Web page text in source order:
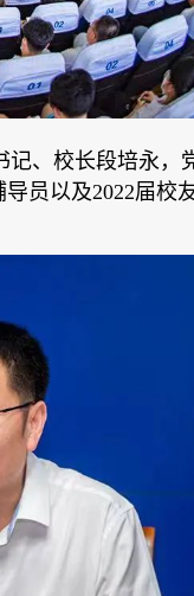
、校长段培永
员以及2022届校